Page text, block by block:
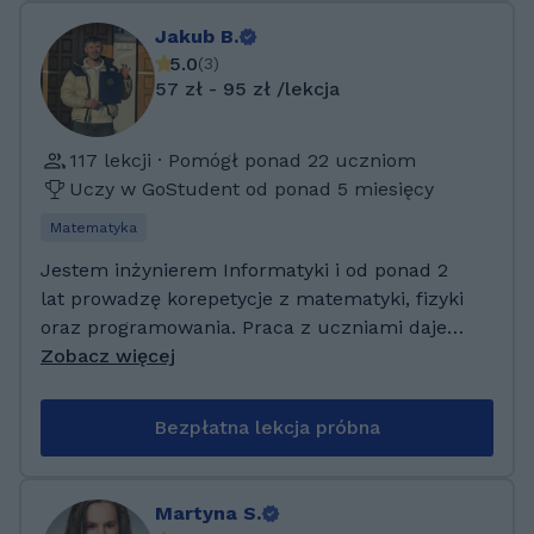
opracowywać mieszankę betonową z
geopolimerem. Udzielałam korepetycji przede
wszystkim z chemii ale rowniez matematyki.
Prowadzę zajęcia dla szkół podstawowych,
egzaminu ósmoklasisty, matury czy innych
egzaminów.
Jakub B.
5.0(3)
57 zł - 95 zł /lekcja
117 lekcji · Pomógł ponad 22 uczniom
Uczy w GoStudent od ponad 5 miesięcy
Matematyka
Jestem inżynierem Informatyki i od ponad 2
lat prowadzę korepetycje z matematyki, fizyki
oraz programowania. Praca z uczniami daje
mi ogromną satysfakcję — szczególnie
ścisłe potrafią frustrować. Dlatego na
logiczne podejście i atmosferę, w której można
swobodnie zadawać pytania. Bez stresu, bez
Zobacz więcej
Bezpłatna lekcja próbna
Martyna S.